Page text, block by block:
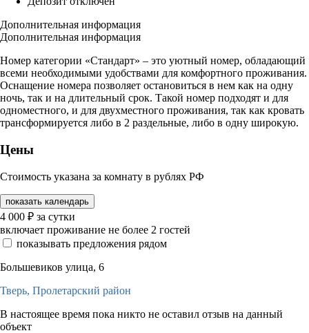
Дополнительная информация
Дополнительная информация
Номер категории «Стандарт» – это уютный номер, обладающий
всеми необходимыми удобствами для комфортного проживания.
Оснащение номера позволяет остановиться в нем как на одну
ночь, так и на длительный срок. Такой номер подходят и для
одноместного, и для двухместного проживания, так как кровать
трансформируется либо в 2 раздельные, либо в одну широкую.
Цены
Стоимость указана за комнату в рублях РФ
показать календарь
4 000 ₽ за сутки
включает проживание не более 2 гостей
показывать предложения рядом
Большевиков улица, 6
Тверь, Пролетарский район
В настоящее время пока никто не оставил отзыв на данный
объект